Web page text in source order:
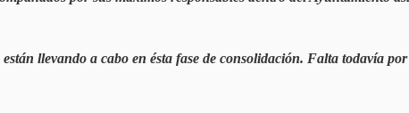
llevando a cabo en ésta fase de consolidación. Falta todavía